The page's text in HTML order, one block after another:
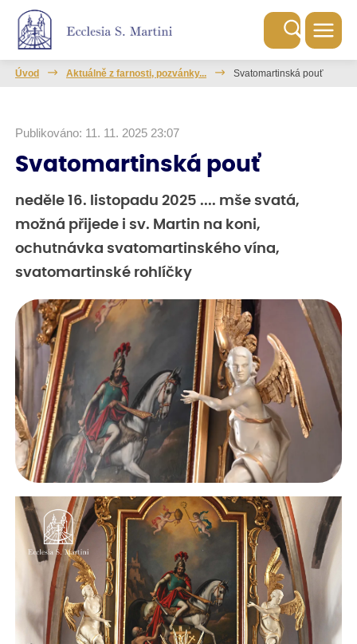
Úvod Aktuálně z farnosti, pozvánky... Svatomartinská pouť
Publikováno: 11. 11. 2025 23:07
Svatomartinská pouť
neděle 16. listopadu 2025 .... mše svatá,
možná přijede i sv. Martin na koni,
ochutnávka svatomartinského vína,
svatomartinské rohlíčky